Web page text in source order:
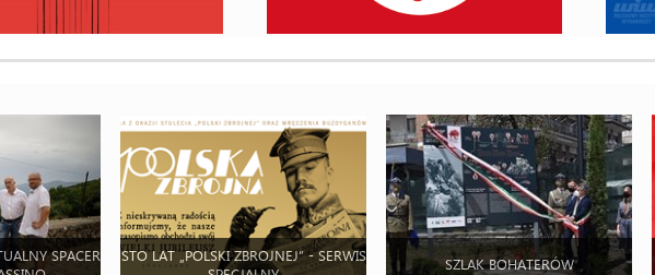
SPACER
STO LAT „POLSKI ZBROJNEJ” - SERWIS
SZLAK BOHATERÓW